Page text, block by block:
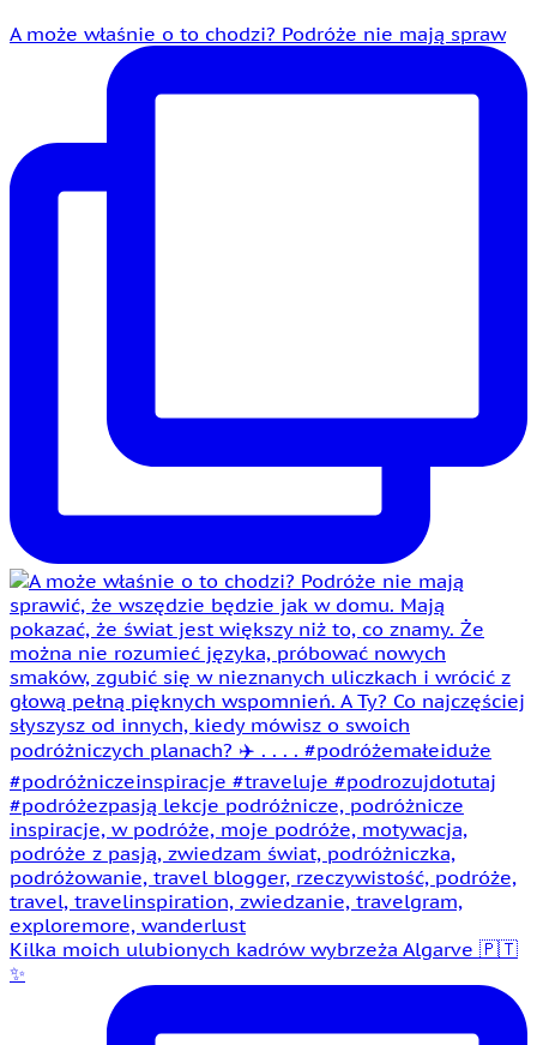
A może właśnie o to chodzi? Podróże nie mają spraw
Kilka moich ulubionych kadrów wybrzeża Algarve 🇵🇹
✨